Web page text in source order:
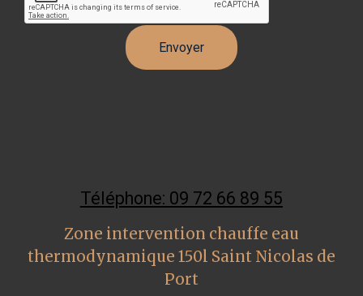
Téléphone: 09 72 66 89 55
Zone intervention chauffe eau
thermodynamique 150l Saint Nicolas de
Port